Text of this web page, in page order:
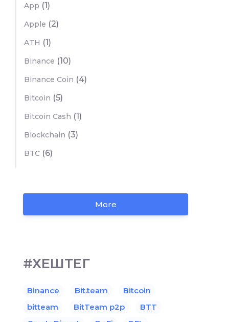
App (1)
Apple (2)
ATH (1)
Binance (10)
Binance Coin (4)
Bitcoin (5)
Bitcoin Cash (1)
Blockchain (3)
BTC (6)
More
#ХЕШТЕГ
Binance Bit.team
Bitcoin
bitteam
BitTeam p2p
BTT